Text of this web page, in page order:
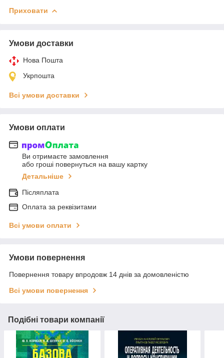
Приховати
Умови доставки
Нова Пошта
Укрпошта
Всі умови доставки
Умови оплати
Ви отримаєте замовлення
або гроші повернуться на вашу картку
Детальніше
Післяплата
Оплата за реквізитами
Всі умови оплати
Умови повернення
Повернення товару впродовж 14 днів за домовленістю
Всі умови повернення
Подібні товари компанії